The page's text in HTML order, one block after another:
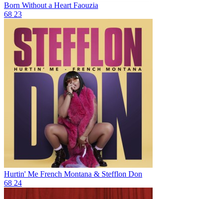
Born Without a Heart Faouzia
68 23
Hurtin' Me French Montana & Stefflon Don
68 24